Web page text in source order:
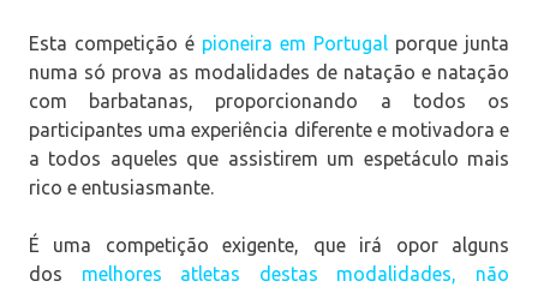
Esta competição é pioneira em Portugal porque junta
numa só prova as modalidades de natação e natação
com barbatanas, proporcionando a todos os
participantes uma experiência diferente e motivadora e
a todos aqueles que assistirem um espetáculo mais
rico e entusiasmante.
É uma competição exigente, que irá opor alguns
dos melhores
atletas destas modalidades, não